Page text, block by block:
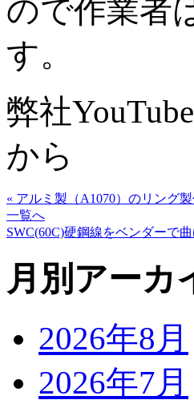
ので作業者
す。
弊社
から
« アルミ製（A1070）のリング
一覧へ
SWC(60C)硬鋼線をベンダーで
月別アーカ
2026年8月
2026年7月